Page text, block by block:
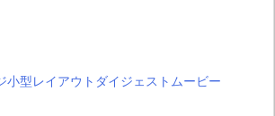
小型レイアウトダイジェストムービー